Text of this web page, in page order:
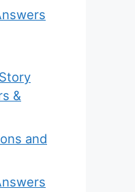
&
and